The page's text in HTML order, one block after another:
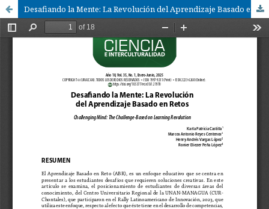
Desafiando la Mente: La Revolución del Aprendizaje Basado en Retos